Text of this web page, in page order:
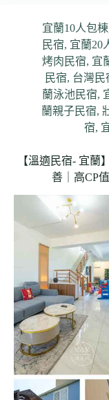
宜蘭10人包棟
民宿, 宜蘭20
烤肉民宿, 宜
民宿, 台灣民
蘭泳池民宿,
蘭親子民宿,
宿,
【溫適民宿- 宜蘭
善｜高CP